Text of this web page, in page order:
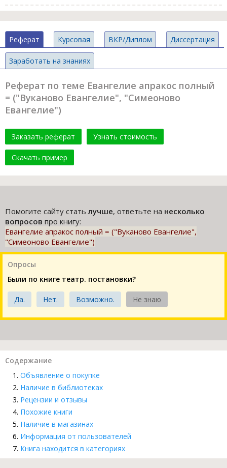
Реферат Курсовая ВКР/Диплом Диссертация
Заработать на знаниях
Реферат по теме Евангелие апракос полный
= ("Вуканово Евангелие", "Симеоново
Евангелие")
Заказать реферат Узнать стоимость
Скачать пример
Помогите сайту статьлучше, ответьте на несколько
вопросов про книгу:
Евангелие апракос полный = ("Вуканово Евангелие",
"Симеоново Евангелие")
Опросы
Были по книге театр. постановки?
Да. Нет. Возможно. Не знаю
Содержание
Объявление о покупке
Наличие в библиотеках
Рецензии и отзывы
Похожие книги
Наличие в магазинах
Информация от пользователей
Книга находится в категориях